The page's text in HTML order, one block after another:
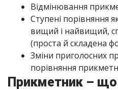
Відмінювання
Ступені порівняння
вищий і найвищий,
(проста й складена
Зміни приголосних
порівняння
Прикметник – що